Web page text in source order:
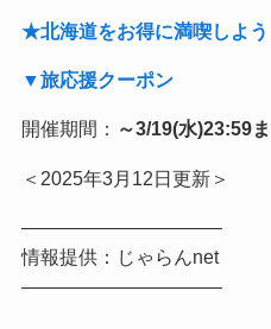
★北海道をお得に満喫しよ
▼旅応援クーポン
開催期間： ～3/19(水)23:59
＜2025年3月12日更新＞
——————————–
情報提供：じゃらんnet
——————————–